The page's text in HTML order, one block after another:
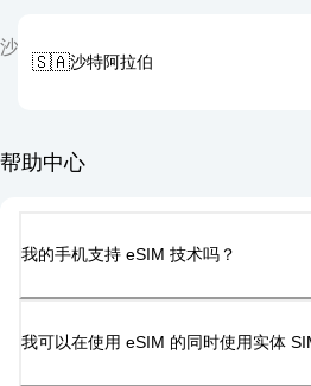
沙
🇸🇦沙特阿拉伯
帮助中心
我的手机支持 eSIM 技术吗？
我可以在使用 eSIM 的同时使用实体